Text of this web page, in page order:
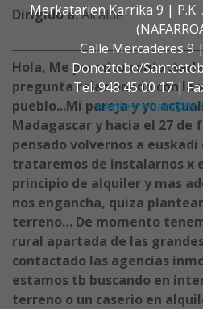
Merkatarien Karrika 9 |
Calle Mercaderes 9
Doneztebe/
Tel. 948 45 00 17 |
Dirigido a:Alcalde
Hola, Me permito
pregunta relacionada con la
pueblo...Mi pareja y yo
Madagascar y hacia el 27
pensado volvernos a euskadi
trataremos de instalarnos x
principio de alquiler y mas
nos engancha, quiza
terreno… De momento
rural apartada de las
contactado las agencias
estamos tb buscando en
terreno o un caserio en